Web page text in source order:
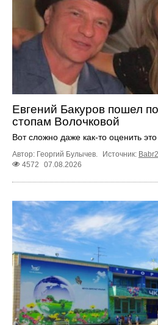
Евгений Бакуров пошел
стопам Волочковой
Вот сложно даже как-то оценить
Автор: Георгий Булычев. Источник:
4572
07.08.2026